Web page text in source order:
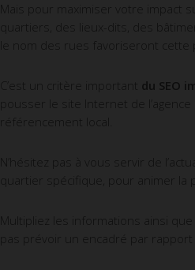
Mais pour maximiser votre impact
quartiers, des lieux-dits, des
le nom des rues favoriseront cette
C’est un critère important du SEO
pousser le site Internet de l’agence
référencement local.
N’hésitez pas à vous servir de
quartier spécifique, pour animer la
Multipliez les informations ainsi
pas prévoir un encadré par